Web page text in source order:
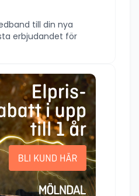
till din nya
erbjudandet för